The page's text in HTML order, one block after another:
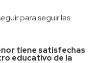
para seguir las
tiene satisfechas
educativo de la